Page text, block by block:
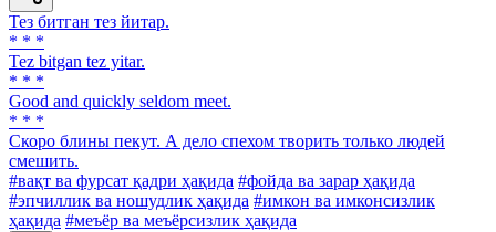
Тез битган тез йитар.
* * *
Tez bitgan tez yitar.
* * *
Good and quickly seldom meet.
* * *
Скоро блины пекут. А дело спехом творить только людей
смешить.
#вақт ва фурсат қадри ҳақида #фойда ва зарар ҳақида
#эпчиллик ва ношудлик ҳақида #имкон ва имконсизлик
ҳақида #меъёр ва меъёрсизлик ҳақида